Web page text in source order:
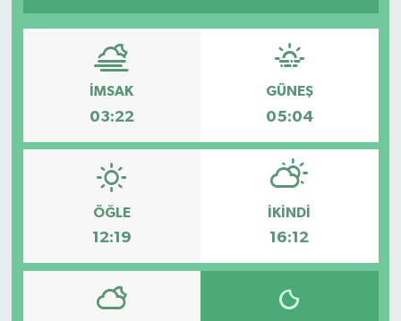
İMSAK
03:22
GÜNEŞ
05:04
ÖĞLE
12:19
İKINDI
16:12
Spor